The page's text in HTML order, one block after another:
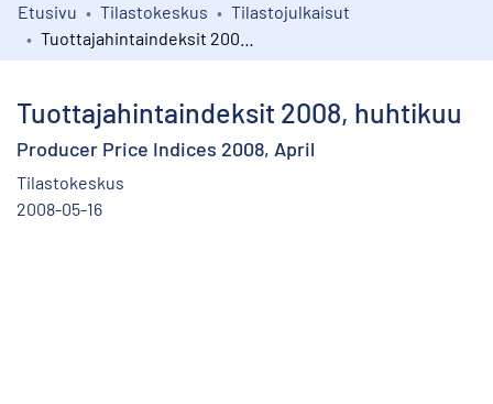
Kokoelmat
Etusivu Tilastokeskus
Tilastojulkaisut
Tuottajahintaindeksit 2008, huhtikuu
Producer Price Indices 2008, April
Tilastokeskus
2008-05-16